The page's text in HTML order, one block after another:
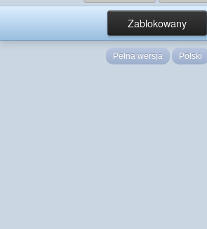
Zablokowany
Pełna wersja Polski